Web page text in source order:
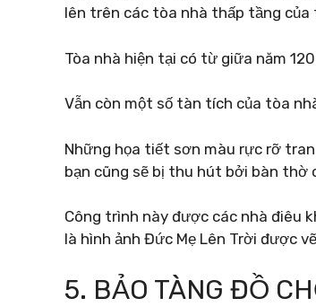
lên trên các tòa nhà thấp tầng của
Tòa nhà hiện tại có từ giữa năm
Vẫn còn một số tàn tích của tòa
Những họa tiết sơn màu rực rỡ
bạn cũng sẽ bị thu hút bởi bàn thờ
Công trình này được các nhà điêu
là hình ảnh Đức Mẹ Lên Trời được
5. BẢO TÀNG ĐỒ